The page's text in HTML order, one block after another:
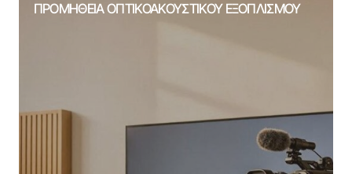
ΠΡΟΜΗΘΕΙΑ ΟΠΤΙΚΟΑΚΟΥΣΤΙΚΟΥ ΕΞΟΠΛΙΣΜΟΥ